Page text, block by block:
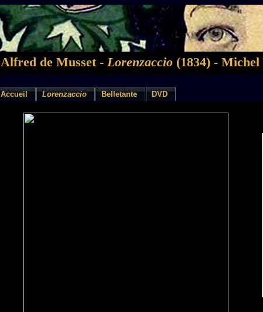
Alfred de Musset - Lorenzaccio (1834) -
Accueil Lorenzaccio Belletante DVD